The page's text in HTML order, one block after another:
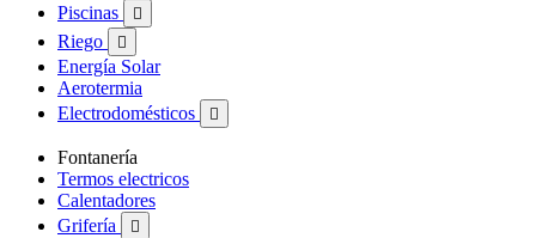
Piscinas 
Riego 
Energía Solar
Aerotermia
Electrodomésticos

Fontanería
Termos electricos
Calentadores
Grifería
